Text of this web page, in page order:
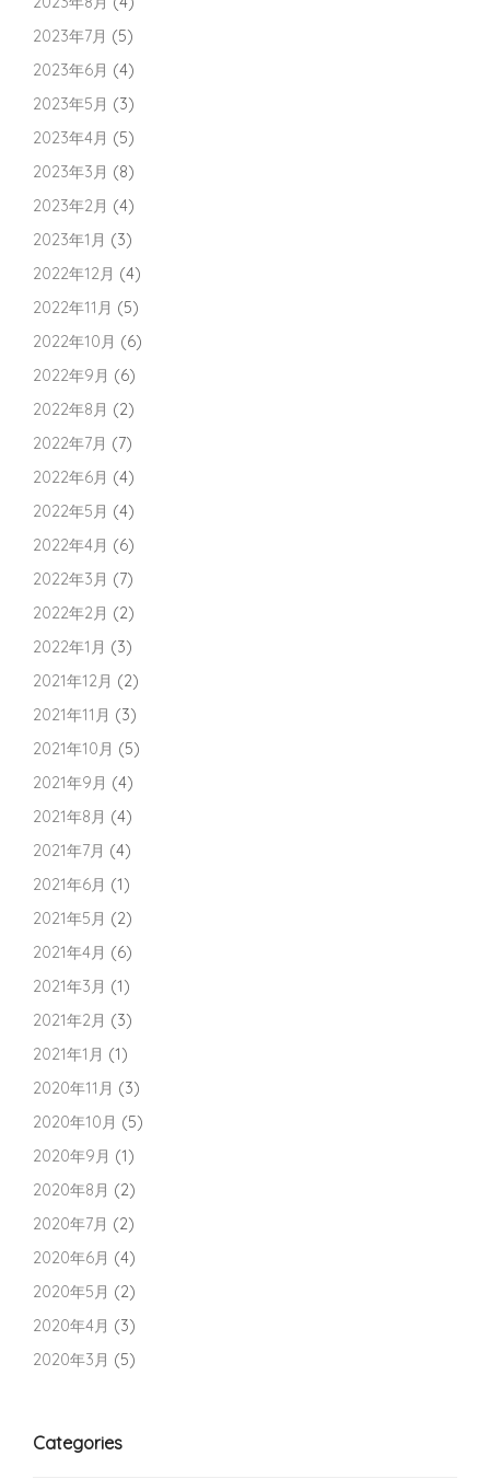
2023年7月 (5)
2023年6月 (4)
2023年5月 (3)
2023年4月 (5)
2023年3月 (8)
2023年2月 (4)
2023年1月 (3)
2022年12月 (4)
2022年11月 (5)
2022年10月 (6)
2022年9月 (6)
2022年8月 (2)
2022年7月 (7)
2022年6月 (4)
2022年5月 (4)
2022年4月 (6)
2022年3月 (7)
2022年2月 (2)
2022年1月 (3)
2021年12月 (2)
2021年11月 (3)
2021年10月 (5)
2021年9月 (4)
2021年8月 (4)
2021年7月 (4)
2021年6月 (1)
2021年5月 (2)
2021年4月 (6)
2021年3月 (1)
2021年2月 (3)
2021年1月 (1)
2020年11月 (3)
2020年10月 (5)
2020年9月 (1)
2020年8月 (2)
2020年7月 (2)
2020年6月 (4)
2020年5月 (2)
2020年4月 (3)
2020年3月 (5)
Categories